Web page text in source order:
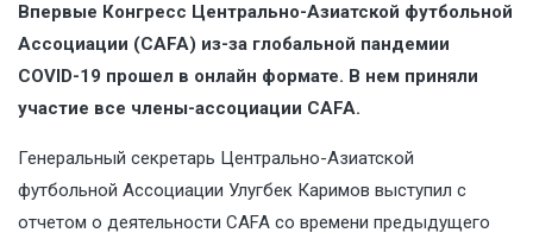
Впервые Конгресс Центрально-Азиатской футбольной
Ассоциации (CAFA) из-за глобальной пандемии
COVID-19 прошел в онлайн формате. В нем приняли
участие все члены-ассоциации CAFA.
Генеральный секретарь Центрально-Азиатской
футбольной Ассоциации Улугбек Каримов выступил с
отчетом о деятельности CAFA со времени предыдущего